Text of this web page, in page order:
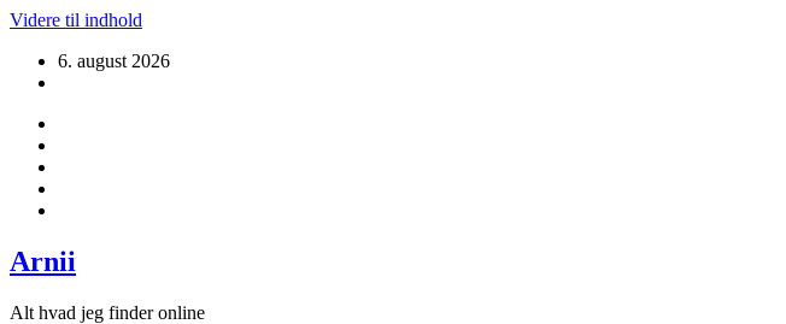
Videre til indhold
6. august 2026
Arnii
Alt hvad jeg finder online